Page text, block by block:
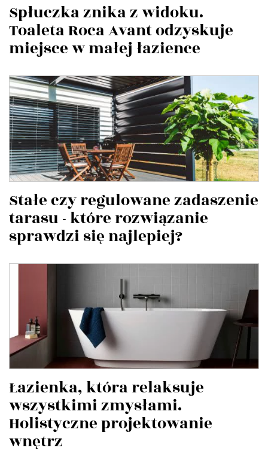
Spłuczka znika z widoku.
Toaleta Roca Avant odzyskuje
miejsce w małej łazience
Stałe czy regulowane zadaszenie
tarasu - które rozwiązanie
sprawdzi się najlepiej?
Łazienka, która relaksuje
wszystkimi zmysłami.
Holistyczne projektowanie
wnętrz